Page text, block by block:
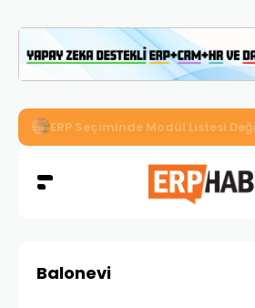
İkizler Aydınlatma, Workcube
Balonevi